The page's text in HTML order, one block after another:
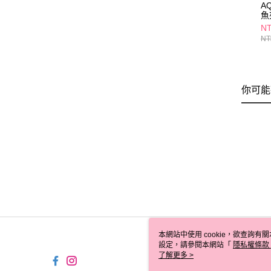
你可
本網站中使用 cookie，欲查詢有
設定，請參閱本網站「 隱私權條款
使用 cookie。
了解更多 >